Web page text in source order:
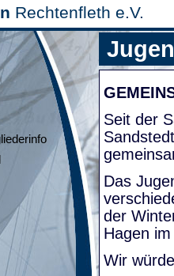
Rechtenfleth e.V.
Seit der
Das
der
Hagen
Wir